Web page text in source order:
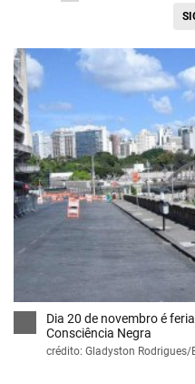
Dia 20 de novembro é
Consciência Negra
crédito: Gladyston Rodrigues/